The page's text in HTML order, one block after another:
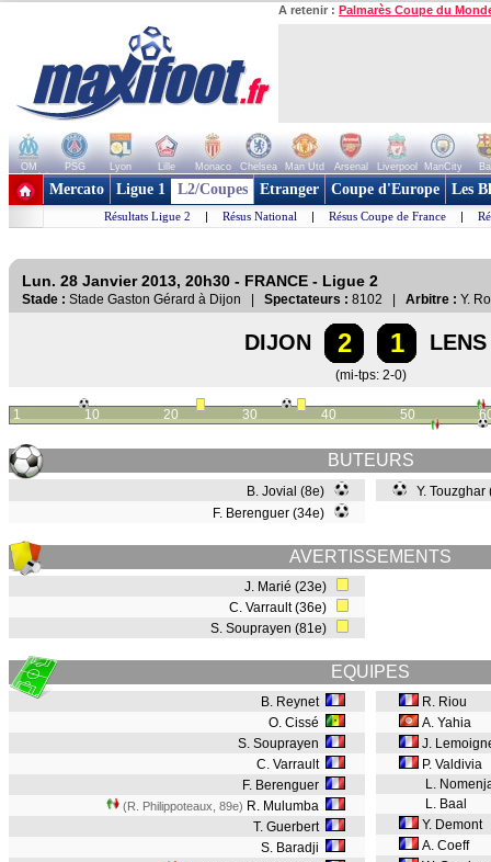
A retenir : Palmarès Coupe du
OM PSG Lyon Lille Monaco Chelsea Man Utd Arsenal Liverpool ManCity
+ de clubs
Mercato Ligue 1 L2/Coupes Etranger Coupe d'Europe Les
Résultats Ligue 2 | Résus National | Résus Coupe de France |
Lun. 28 Janvier 2013, 20h30 - FRANCE - Ligue 2
Stade : Stade Gaston Gérard à Dijon | Spectateurs : 8102 | Arbitre : Y.
DIJON 2 1 LENS
(mi-tps: 2-0)
1 10 20 30 40 50
BUTEURS
B. Jovial (8e)
F. Berenguer (34e)
Y.
AVERTISSEMENTS
J. Marié (23e)
C. Varrault (36e)
S. Souprayen (81e)
EQUIPES
B. Reynet
O. Cissé
S. Souprayen
C. Varrault
F. Berenguer
(R. Philippoteaux, 89e) R. Mulumba
T. Guerbert
S. Baradji
R. Riou
A. Yahia
J.
P. Valdivia
L.
L. Baal
Y. Demont
A. Coeff